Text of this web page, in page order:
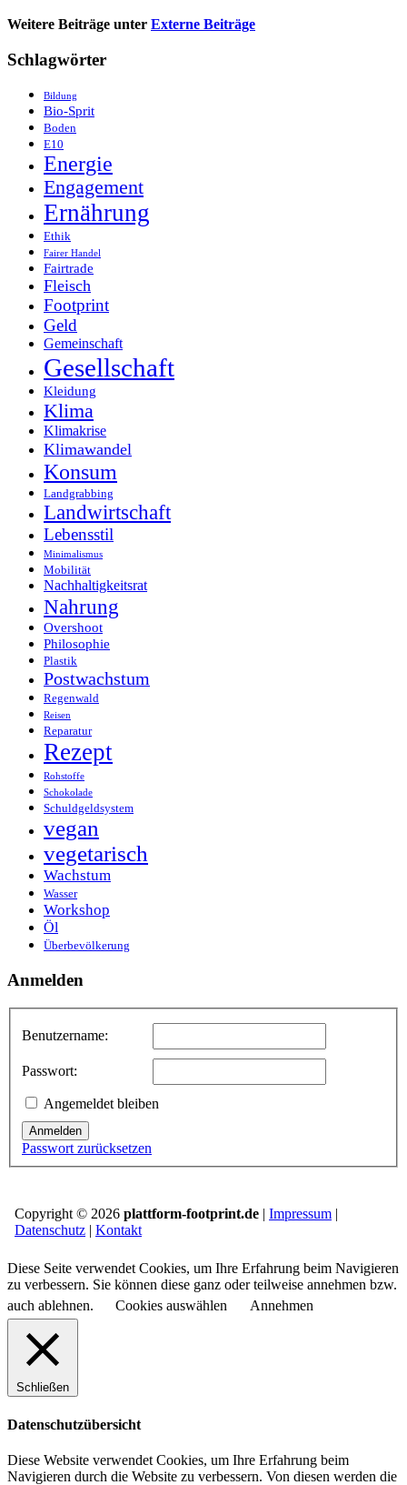
Weitere Beiträge unter Externe Beiträge
Schlagwörter
Bildung
Bio-Sprit
Boden
E10
Energie
Engagement
Ernährung
Ethik
Fairer Handel
Fairtrade
Fleisch
Footprint
Geld
Gemeinschaft
Gesellschaft
Kleidung
Klima
Klimakrise
Klimawandel
Konsum
Landgrabbing
Landwirtschaft
Lebensstil
Minimalismus
Mobilität
Nachhaltigkeitsrat
Nahrung
Overshoot
Philosophie
Plastik
Postwachstum
Regenwald
Reisen
Reparatur
Rezept
Rohstoffe
Schokolade
Schuldgeldsystem
vegan
vegetarisch
Wachstum
Wasser
Workshop
Öl
Überbevölkerung
Anmelden
Benutzername:
Passwort:
Angemeldet bleiben
Anmelden
Passwort zurücksetzen
Copyright © 2026 plattform-footprint.de | Impressum |
Datenschutz | Kontakt
Diese Seite verwendet Cookies, um Ihre Erfahrung beim Navigieren
zu verbessern. Sie können diese ganz oder teilweise annehmen bzw.
auch ablehnen.
Cookies auswählen Annehmen
Schließen
Datenschutzübersicht
Diese Website verwendet Cookies, um Ihre Erfahrung beim
Navigieren durch die Website zu verbessern. Von diesen werden die